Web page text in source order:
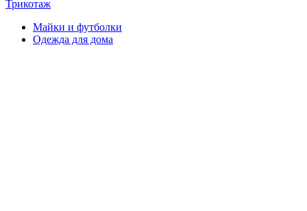
Трикотаж
Майки и футболки
Одежда для дома